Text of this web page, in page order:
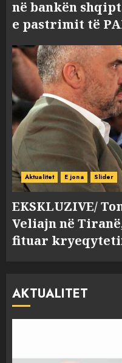
në bankën
e pastrimit të
Aktualitet E jona Slider
EKSKLUZIVE/
Veliajn në
fituar
AKTUALITET